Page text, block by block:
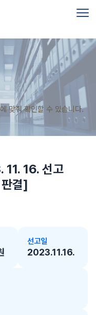
맞춰 확인할 수 있습니다.
16. 선고
결]
선고일
2023.11.16.